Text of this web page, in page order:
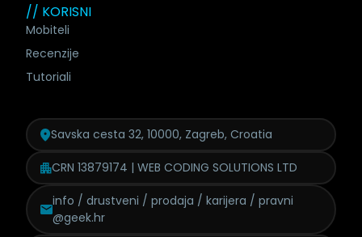
// KORISNI
Mobiteli
Recenzije
Tutoriali
Savska cesta 32, 10000, Zagreb, Croatia
CRN 13879174 | WEB CODING SOLUTIONS LTD
info / drustveni / prodaja / karijera / pravni
@geek.hr